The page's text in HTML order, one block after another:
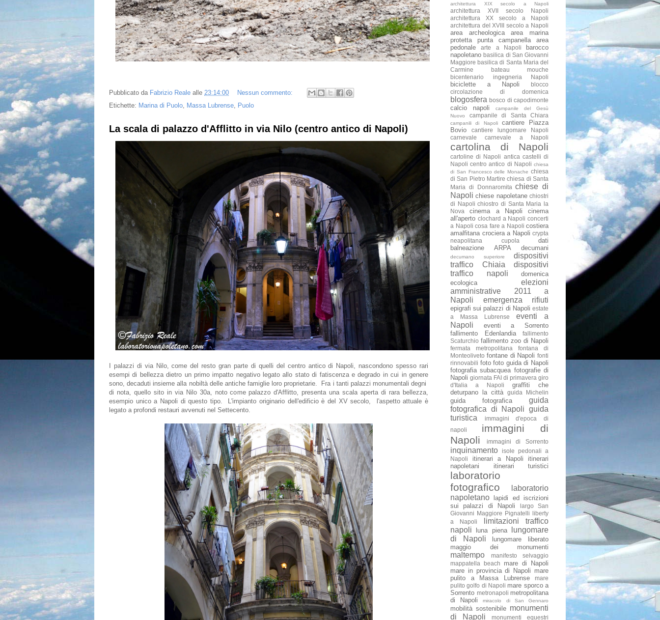
Pubblicato da Fabrizio Reale alle 23:14:00
Nessun commento:
Etichette: Marina di Puolo, Massa Lubrense, Puolo
La scala di palazzo d'Afflitto in via Nilo (centro antico di Napoli)
I palazzi di via Nilo, come del resto gran parte di quelli del centro antico di Napoli, nascondono spesso rari
esempi di bellezza dietro un primo impatto negativo legato allo stato di fatiscenza e degrado in cui in genere
sono, decaduti insieme alla nobiltà delle antiche famiglie loro proprietarie. Fra i tanti palazzi monumentali degni
di nota, quello sito in via Nilo 30a, noto come palazzo d'Afflitto, presenta una scala aperta di rara bellezza,
esempio unico a Napoli di questo tipo. L'impianto originario dell'edificio è del XV secolo, l'aspetto attuale è
legato a profondi restauri avvenuti nel Settecento.
architettura XIX secolo a Napoli
architettura XVII secolo Napoli
architettura XX secolo a Napoli
architettura del XVIII secolo a Napoli
area archeologica
area marina
protetta punta campanella
area
pedonale
arte a Napoli
barocco
napoletano basilica di San Giovanni
Maggiore basilica di Santa Maria del
Carmine
bateau mouche
bicentenario ingegneria Napoli
biciclette a Napoli
blocco
circolazione di domenica
blogosfera bosco di capodimonte
calcio napoli
campanile del Gesù
Nuovo
campanile di Santa Chiara
campanili di Napoli
cantiere Piazza
Bovio
cantiere lungomare Napoli
carnevale
carnevale a Napoli
cartolina di Napoli
cartoline di Napoli antica castelli di
Napoli centro antico di Napoli chiesa
di San Francesco delle Monache chiesa
di San Pietro Martire chiesa di Santa
Maria di Donnaromita chiese di
Napoli chiese napoletane chiostri
di Napoli chiostro di Santa Maria la
Nova
cinema a Napoli
cinema
all'aperto clochard a Napoli concerti
a Napoli cosa fare a Napoli costiera
amalfitana crociera a Napoli crypta
neapolitana
cupola
dati
balneazione ARPA
decumani
decumano superiore
dispositivi
traffico Chiaia
dispositivi
traffico napoli
domenica
ecologica
elezioni
amministrative 2011 a
Napoli
emergenza rifiuti
epigrafi sui palazzi di Napoli estate
a Massa Lubrense
eventi a
Napoli
eventi a Sorrento
fallimento Edenlandia
fallimento
Scaturchio fallimento zoo di Napoli
fermata metropolitana
fontana di
Monteoliveto fontane di Napoli fonti
rinnovabili foto foto guida di Napoli
fotografia subacquea fotografie di
Napoli giornata FAI di primavera giro
d'Italia a Napoli
graffiti che
deturpano la città
guida Michelin
guida fotografica
guida
fotografica di Napoli guida
turistica
immagini d'epoca di
napoli
immagini di
Napoli
immagini di Sorrento
inquinamento
isole pedonali a
Napoli
itinerari a Napoli
itinerari
napoletani
itinerari turistici
laboratorio
fotografico
laboratorio
napoletano
lapidi ed iscrizioni
sui palazzi di Napoli
largo San
Giovanni Maggiore Pignatelli liberty
a Napoli
limitazioni traffico
napoli
luna piena
lungomare
di Napoli
lungomare liberato
maggio dei monumenti
maltempo
manifesto selvaggio
mappatella beach
mare di Napoli
mare in provincia di Napoli mare
pulito a Massa Lubrense
mare
pulito golfo di Napoli mare sporco a
Sorrento metronapoli metropolitana
di Napoli
miracolo di San Gennaro
mobilità sostenibile monumenti
di Napoli
monumenti equestri